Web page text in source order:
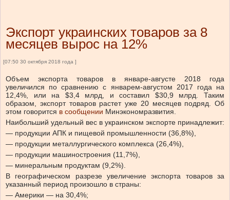
Экспорт украинских товаров за 8
месяцев вырос на 12%
[07:50 30 октября 2018 года ]
Объем экспорта товаров в январе-августе 2018 года
увеличился по сравнению с январем-августом 2017 года на
12,4%, или на $3,4 млрд, и составил $30,9 млрд. Таким
образом, экспорт товаров растет уже 20 месяцев подряд. Об
этом говорится в сообщении Минэкономразвития.
Наибольший удельный вес в украинском экспорте принадлежит:
— продукции АПК и пищевой промышленности (36,8%),
— продукции металлургического комплекса (26,4%),
— продукции машиностроения (11,7%),
— минеральным продуктам (9,2%).
В географическом разрезе увеличение экспорта товаров за
указанный период произошло в страны:
— Америки — на 30,4%;